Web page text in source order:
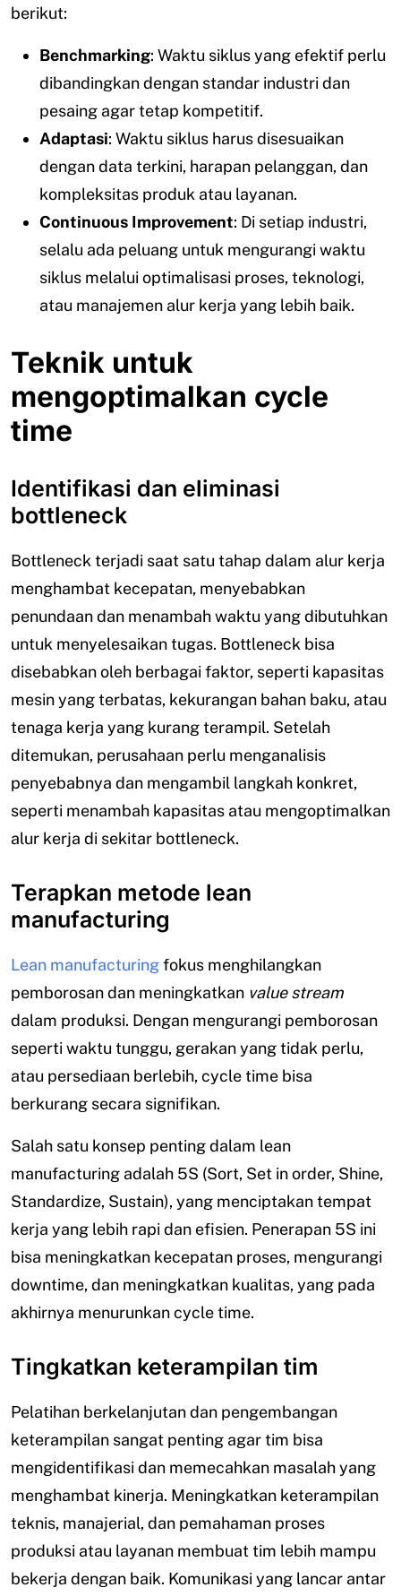
berikut:
Benchmarking: Waktu siklus yang efektif perlu
dibandingkan dengan standar industri dan
pesaing agar tetap kompetitif.
Adaptasi: Waktu siklus harus disesuaikan
dengan data terkini, harapan pelanggan, dan
kompleksitas produk atau layanan.
Continuous Improvement: Di setiap industri,
selalu ada peluang untuk mengurangi waktu
siklus melalui optimalisasi proses, teknologi,
atau manajemen alur kerja yang lebih baik.
Teknik untuk
mengoptimalkan cycle
time
Identifikasi dan eliminasi
bottleneck
Bottleneck terjadi saat satu tahap dalam alur kerja
menghambat kecepatan, menyebabkan
penundaan dan menambah waktu yang dibutuhkan
untuk menyelesaikan tugas. Bottleneck bisa
disebabkan oleh berbagai faktor, seperti kapasitas
mesin yang terbatas, kekurangan bahan baku, atau
tenaga kerja yang kurang terampil. Setelah
ditemukan, perusahaan perlu menganalisis
penyebabnya dan mengambil langkah konkret,
seperti menambah kapasitas atau mengoptimalkan
alur kerja di sekitar bottleneck.
Terapkan metode lean
manufacturing
Lean manufacturingfokus menghilangkan
pemborosan dan meningkatkan value stream
dalam produksi. Dengan mengurangi pemborosan
seperti waktu tunggu, gerakan yang tidak perlu,
atau persediaan berlebih, cycle time bisa
berkurang secara signifikan.
Salah satu konsep penting dalam lean
manufacturing adalah 5S (Sort, Set in order, Shine,
Standardize, Sustain), yang menciptakan tempat
kerja yang lebih rapi dan efisien. Penerapan 5S ini
bisa meningkatkan kecepatan proses, mengurangi
downtime, dan meningkatkan kualitas, yang pada
akhirnya menurunkan cycle time.
Tingkatkan keterampilan tim
Pelatihan berkelanjutan dan pengembangan
keterampilan sangat penting agar tim bisa
mengidentifikasi dan memecahkan masalah yang
menghambat kinerja. Meningkatkan keterampilan
teknis, manajerial, dan pemahaman proses
produksi atau layanan membuat tim lebih mampu
bekerja dengan baik. Komunikasi yang lancar antar